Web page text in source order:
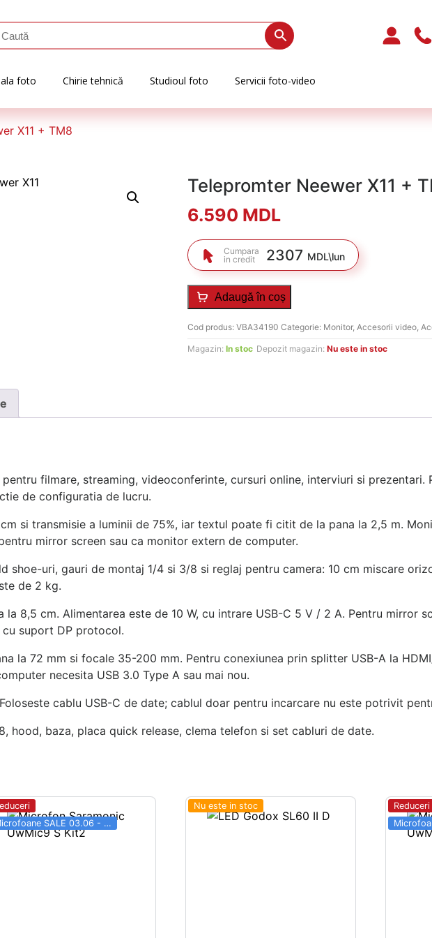
foto Chirie tehnică Studioul foto Servicii foto-video
X11 + TM8
Telepromter Neewer X11 +
6.590 MDL
Cumpara
in credit
2307 MDL\lun
Adaugă în coș
Cod produs:VBA34190Categorie: Monitor,Accesorii video,
Magazin:In stoc Depozit magazin:Nu este in stoc
filmare, streaming, videoconferinte, cursuri online, interviuri si prezentari.
de configuratia de lucru.
si transmisie a luminii de 75%, iar textul poate fi citit de la pana la 2,5 m.
mirror screen sau ca monitor extern de computer.
shoe-uri, gauri de montaj 1/4 si 3/8 si reglaj pentru camera: 10 cm miscare
de 2 kg.
8,5 cm. Alimentarea este de 10 W, cu intrare USB-C 5 V / 2 A. Pentru mirror
cu suport DP protocol.
la 72 mm si focale 35-200 mm. Pentru conexiunea prin splitter USB-A la
necesita USB 3.0 Type A sau mai nou.
cablu USB-C de date; cablul doar pentru incarcare nu este potrivit
hood, baza, placa quick release, clema telefon si set cabluri de date.
Microfoane SALE 03.06 - 31.08
Nu este in stoc
Reduceri